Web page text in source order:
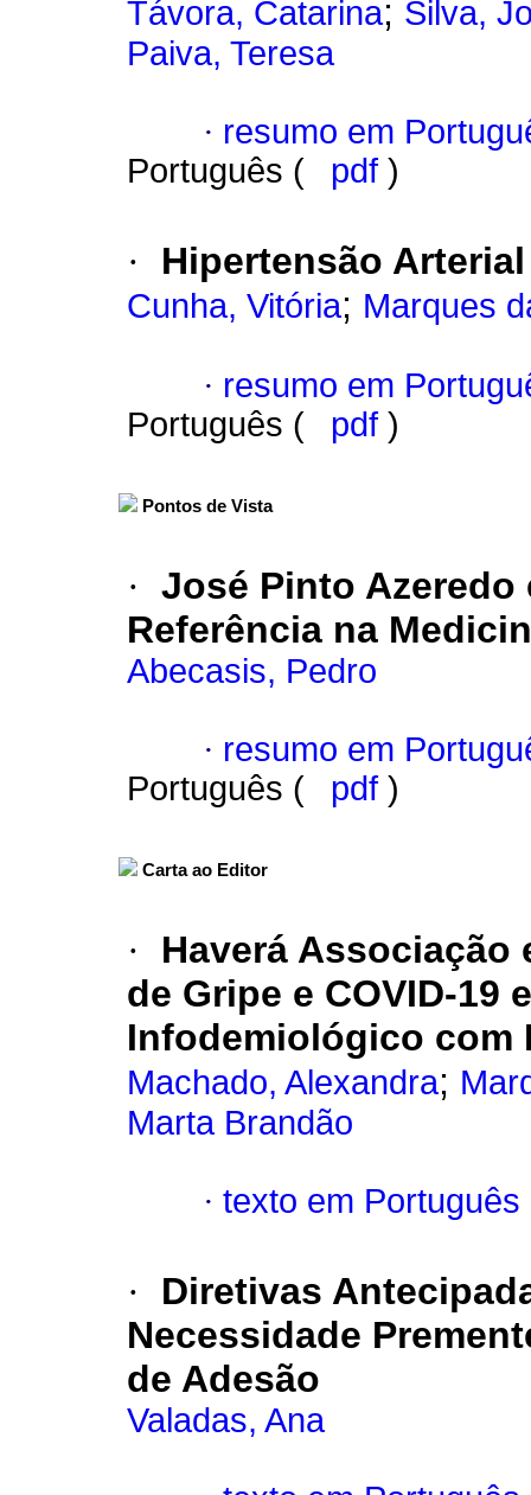
Távora, Catarina; Silva,
Paiva, Teresa
· resumo em
Português (
pdf )
· Hipertensão
Cunha, Vitória; Marques
· resumo em
Português (
pdf )
Pontos de Vista
· José Pinto Azeredo
Referência na
Abecasis, Pedro
· resumo em
Português (
pdf )
Carta ao Editor
·
Haverá Associação
de Gripe e COVID-19
Infodemiológico com
Machado, Alexandra;
Marta Brandão
· texto em Português
·
Diretivas
Necessidade
de Adesão
Valadas, Ana